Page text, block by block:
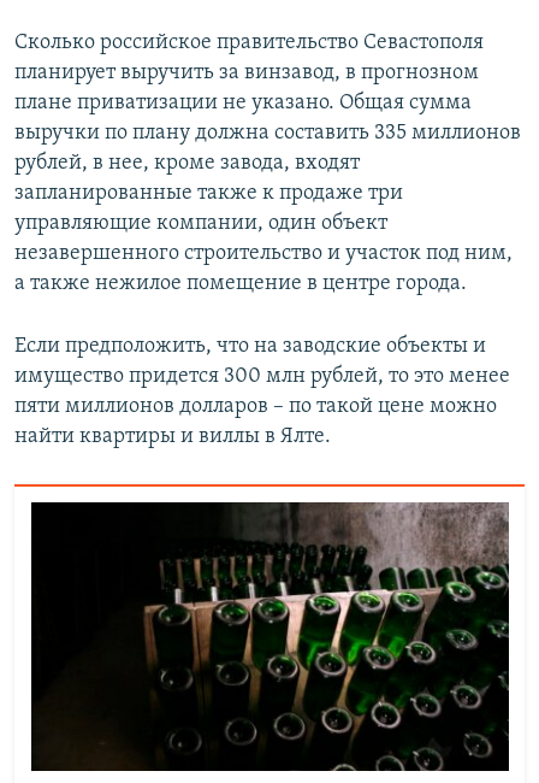
Сколько российское правительство Севастополя
планирует выручить за винзавод, в прогнозном
плане приватизации не указано. Общая сумма
выручки по плану должна составить 335 миллионов
рублей, в нее, кроме завода, входят
запланированные также к продаже три
управляющие компании, один объект
незавершенного строительство и участок под ним,
а также нежилое помещение в центре города.
Если предположить, что на заводские объекты и
имущество придется 300 млн рублей, то это менее
пяти миллионов долларов – по такой цене можно
найти квартиры и виллы в Ялте.